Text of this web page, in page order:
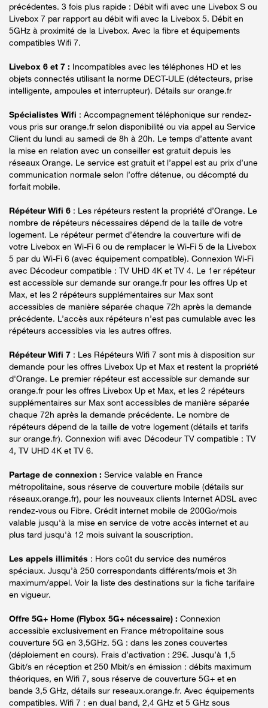
précédentes. 3 fois plus rapide : Débit wifi avec une Livebox S ou
Livebox 7 par rapport au débit wifi avec la Livebox 5. Débit en
5GHz à proximité de la Livebox. Avec la fibre et équipements
compatibles Wifi 7.
Livebox 6 et 7 : Incompatibles avec les téléphones HD et les
objets connectés utilisant la norme DECT-ULE (détecteurs, prise
intelligente, ampoules et interrupteur). Détails sur orange.fr
Spécialistes Wifi : Accompagnement téléphonique sur rendez-
vous pris sur orange.fr selon disponibilité ou via appel au Service
Client du lundi au samedi de 8h à 20h. Le temps d’attente avant
la mise en relation avec un conseiller est gratuit depuis les
réseaux Orange. Le service est gratuit et l’appel est au prix d’une
communication normale selon l’offre détenue, ou décompté du
forfait mobile.
Répéteur Wifi 6 : Les répéteurs restent la propriété d’Orange. Le
nombre de répéteurs nécessaires dépend de la taille de votre
logement. Le répéteur permet d’étendre la couverture wifi de
votre Livebox en Wi-Fi 6 ou de remplacer le Wi-Fi 5 de la Livebox
5 par du Wi-Fi 6 (avec équipement compatible). Connexion Wi-Fi
avec Décodeur compatible : TV UHD 4K et TV 4. Le 1er répéteur
est accessible sur demande sur orange.fr pour les offres Up et
Max, et les 2 répéteurs supplémentaires sur Max sont
accessibles de manière séparée chaque 72h après la demande
précédente. L’accès aux répéteurs n’est pas cumulable avec les
répéteurs accessibles via les autres offres.
Répéteur Wifi 7 : Les Répéteurs Wifi 7 sont mis à disposition sur
demande pour les offres Livebox Up et Max et restent la propriété
d'Orange. Le premier répéteur est accessible sur demande sur
orange.fr pour les offres Livebox Up et Max, et les 2 répéteurs
supplémentaires sur Max sont accessibles de manière séparée
chaque 72h après la demande précédente. Le nombre de
répéteurs dépend de la taille de votre logement (détails et tarifs
sur orange.fr). Connexion wifi avec Décodeur TV compatible : TV
4, TV UHD 4K et TV 6.
Partage de connexion : Service valable en France
métropolitaine, sous réserve de couverture mobile (détails sur
réseaux.orange.fr), pour les nouveaux clients Internet ADSL avec
rendez-vous ou Fibre. Crédit internet mobile de 200Go/mois
valable jusqu'à la mise en service de votre accès internet et au
plus tard jusqu'à 12 mois suivant la souscription.
Les appels illimités : Hors coût du service des numéros
spéciaux. Jusqu’à 250 correspondants différents/mois et 3h
maximum/appel. Voir la liste des destinations sur la fiche tarifaire
en vigueur.
Offre 5G+ Home (Flybox 5G+ nécessaire) : Connexion
accessible exclusivement en France métropolitaine sous
couverture 5G en 3,5GHz. 5G : dans les zones couvertes
(déploiement en cours). Frais d’activation : 29€. Jusqu’à 1,5
Gbit/s en réception et 250 Mbit/s en émission : débits maximum
théoriques, en Wifi 7, sous réserve de couverture 5G+ et en
bande 3,5 GHz, détails sur reseaux.orange.fr. Avec équipements
compatibles. Wifi 7 : en dual band, 2,4 GHz et 5 GHz sous